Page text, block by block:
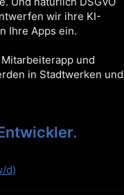
wir ihre KI-
Ihre Apps ein.
und
in Stadtwerken und
d)